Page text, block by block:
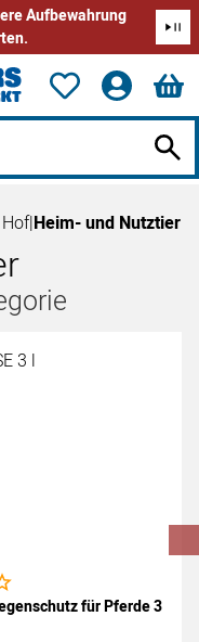
Aufbewahrung
|Heim- und Nutztier
abgegeben
für Pferde 3